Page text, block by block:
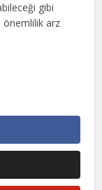
gibi
önemlilik arz